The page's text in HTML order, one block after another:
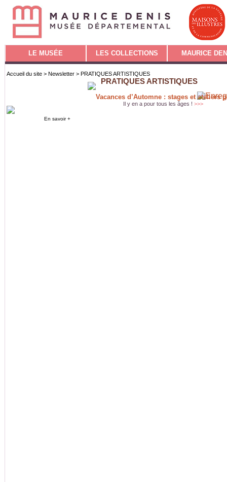
LE MUSÉE LES COLLECTIONS MAURICE
Accueil du site > Newsletter > PRATIQUES ARTISTIQUES
PRATIQUES ARTISTIQUES
En savoir +
Vacances d’Automne : stages et ateliers
Il y en a pour tous les âges ! >>>